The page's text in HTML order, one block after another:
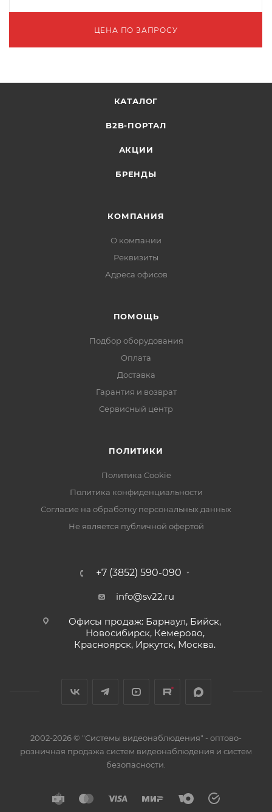
ЦЕНА ПО ЗАПРОСУ
КАТАЛОГ
B2B-ПОРТАЛ
АКЦИИ
БРЕНДЫ
КОМПАНИЯ
О компании
Реквизиты
Адреса офисов
ПОМОЩЬ
Подбор оборудования
Оплата
Доставка
Гарантия и возврат
Сервисный центр
ПОЛИТИКИ
Политика Cookie
Политика конфиденциальности
Согласие на обработку персональных данных
Не является публичной офертой
+7 (3852) 590-090
info@sv22.ru
Офисы продаж: Барнаул, Бийск,
Новосибирск, Кемерово,
Красноярск, Иркутск, Москва.
2002-2026 © "Системы видеонаблюдения" - оптово-
розничная продажа систем видеонаблюдения и систем
безопасности.